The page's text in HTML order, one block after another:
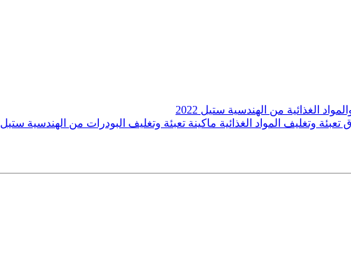
الغذائية من الهندسية ستيل 2022
وتغليف المواد الغذائية ماكينة تعبئة وتغليف البودرات من الهندسية ستيل